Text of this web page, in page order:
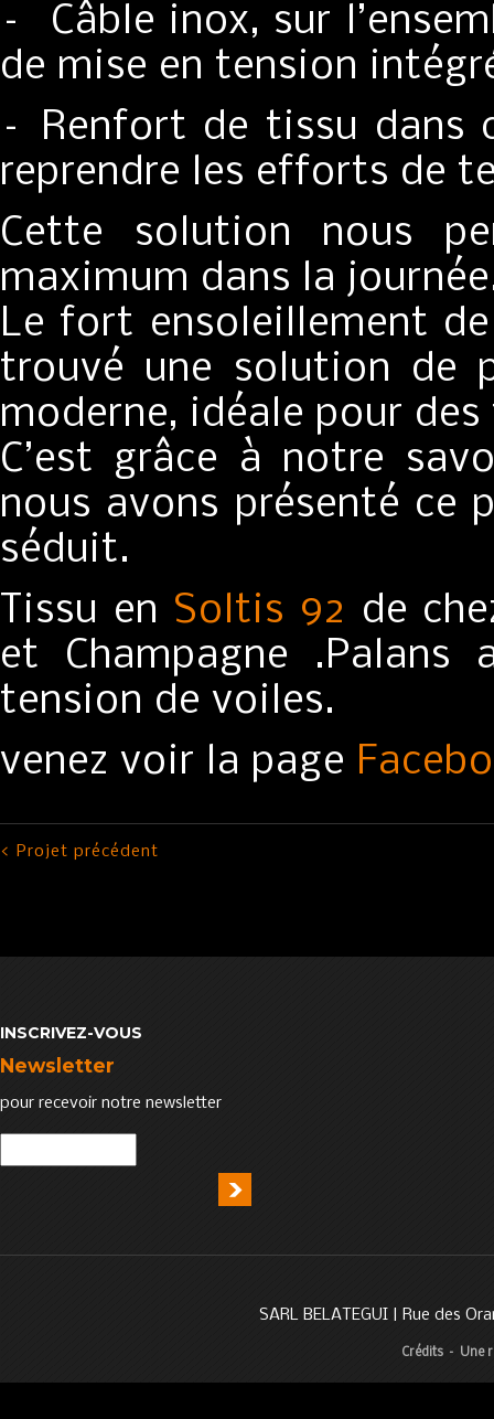
– Câble inox, sur
de mise en tension
– Renfort de tissu dans
reprendre les efforts de
Cette solution nous
maximum dans la
Le fort ensoleillement
trouvé une solution de
moderne, idéale pour
C’est grâce à notre
nous avons présenté
séduit.
Tissu en Soltis 92 de
et Champagne .Palans
tension de voiles.
venez voir la page
< Projet précédent
INSCRIVEZ-VOUS
Newsletter
pour recevoir notre newsletter
SARL BELATEGUI | Rue des
Crédits – Une